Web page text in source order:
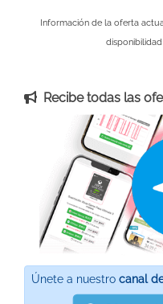
Información de la oferta
Recibe todas las
Únete a nuestro canal